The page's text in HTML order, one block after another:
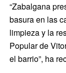
“Zabalgana
basura en las
limpieza y la
Popular de
el barrio”, ha